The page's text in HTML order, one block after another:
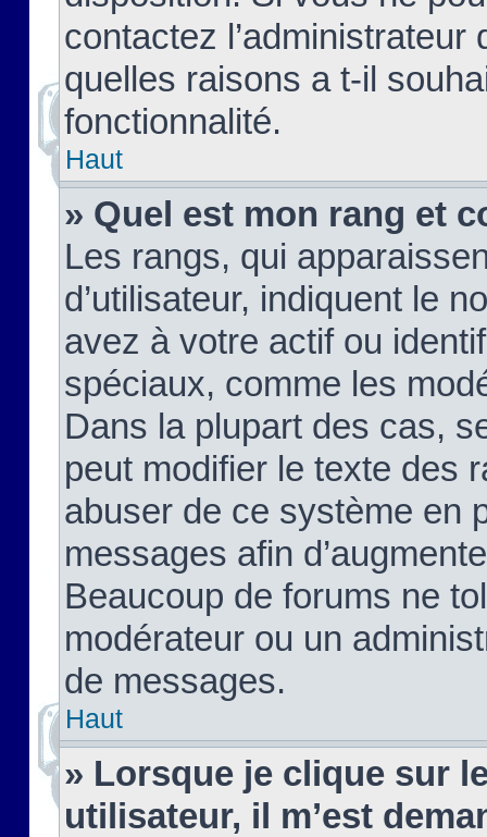
contactez
quelles raisons a t-il
fonctionnalité.
Haut
» Quel est mon rang et
Les rangs, qui
d’utilisateur, indiquent le
avez à votre actif ou
spéciaux, comme les
Dans la plupart des cas,
peut modifier le texte des
abuser de ce système en
messages afin
Beaucoup de forums ne
modérateur ou un
de messages.
Haut
» Lorsque je clique sur
utilisateur, il m’est